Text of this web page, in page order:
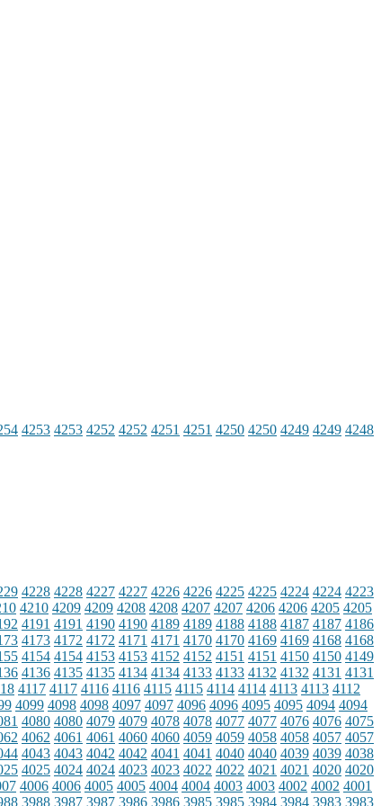
4253 4253 4252 4252 4251 4251 4250 4250 4249 4249 4248
4228 4228 4227 4227 4226 4226 4225 4225 4224 4224 4223
4210 4209 4209 4208 4208 4207 4207 4206 4206 4205 4205
4191 4191 4190 4190 4189 4189 4188 4188 4187 4187 4186
4173 4172 4172 4171 4171 4170 4170 4169 4169 4168 4168
4154 4154 4153 4153 4152 4152 4151 4151 4150 4150 4149
4136 4135 4135 4134 4134 4133 4133 4132 4132 4131 4131
4117 4117 4116 4116 4115 4115 4114 4114 4113 4113 4112
4099 4098 4098 4097 4097 4096 4096 4095 4095 4094 4094
4080 4080 4079 4079 4078 4078 4077 4077 4076 4076 4075
4062 4061 4061 4060 4060 4059 4059 4058 4058 4057 4057
4043 4043 4042 4042 4041 4041 4040 4040 4039 4039 4038
4025 4024 4024 4023 4023 4022 4022 4021 4021 4020 4020
4006 4006 4005 4005 4004 4004 4003 4003 4002 4002 4001
3988 3987 3987 3986 3986 3985 3985 3984 3984 3983 3983